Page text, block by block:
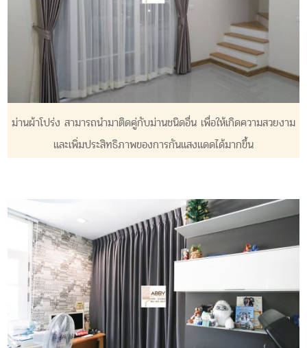
ม่านผ้าโปร่ง สามารถนำมาติดคู่กับม่านชนิดอื่น เพื่อให้เกิดความสวยงาม
และเพิ่มประสิทธิภาพของการกันแสงแดดได้มากขึ้น